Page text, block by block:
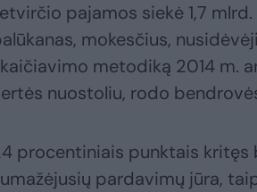
pajamos siekė 1,7
mokesčius,
metodiką 2014 m.
nuostoliu, rodo
procentiniais punktais kritęs
pardavimų jūra,